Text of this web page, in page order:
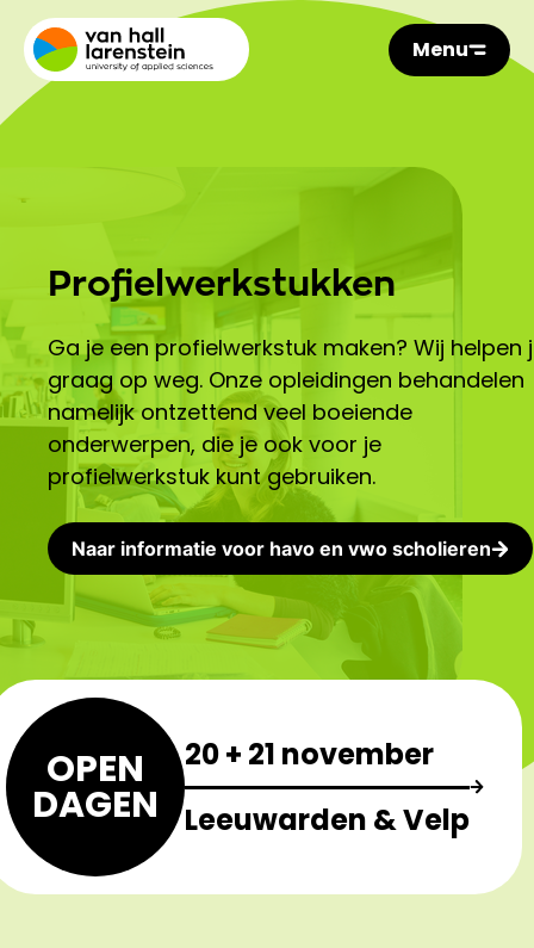
Menu
Profielwerkstukken
Ga je een profielwerkstuk maken? Wij helpen
graag op weg. Onze opleidingen behandelen
namelijk ontzettend veel boeiende
onderwerpen, die je ook voor je
profielwerkstuk kunt gebruiken.
Naar informatie voor havo en vwo scholieren
OPEN
DAGEN
20 + 21 november
Leeuwarden & Velp